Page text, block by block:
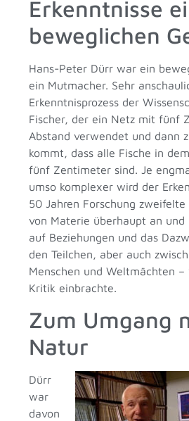
Erkenntnisse
beweglichen
Hans-Peter Dürr war ein
ein Mutmacher. Sehr
Erkenntnisprozess der
Fischer, der ein Netz mit fünf
Abstand verwendet und dann
kommt, dass alle Fische in
fünf Zentimeter sind. Je
umso komplexer wird der
50 Jahren Forschung
von Materie überhaupt an und
auf Beziehungen und das
den Teilchen, aber auch
Menschen und Weltmächten –
Kritik einbrachte.
Zum Umgang
Natur
Dürr
war
davon